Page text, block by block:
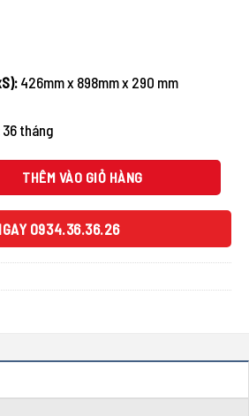
₫.
426mm x 898mm x 290 mm
36 tháng
SERIE 8 số lượng
THÊM VÀO GIỎ HÀNG
0934.36.36.26